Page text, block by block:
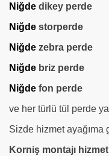
Niğde dikey perde
Niğde storperde
Niğde zebra perde
Niğde briz perde
Niğde fon perde
ve her türlü tül perde
Sizde hizmet
Korniş montajı